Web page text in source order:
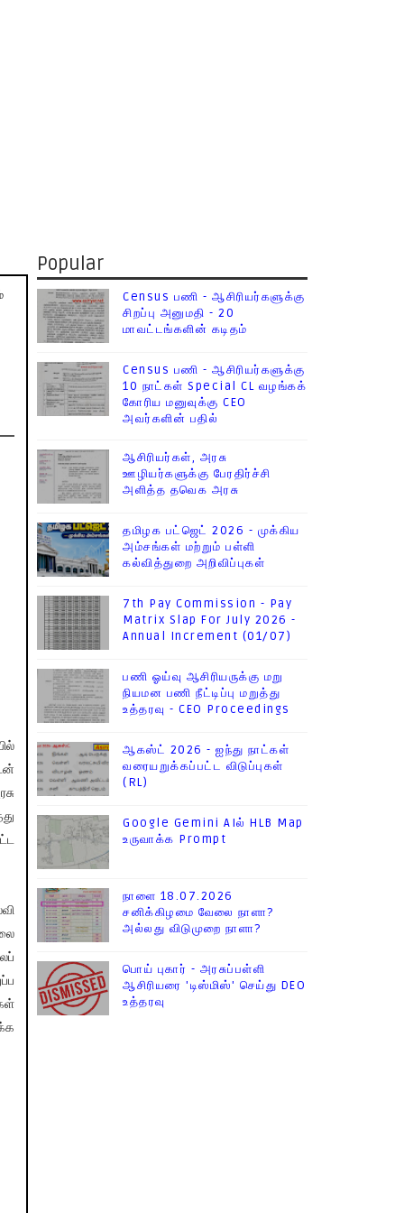
Popular
Census பணி - ஆசிரியர்களுக்கு
சிறப்பு அனுமதி - 20
மாவட்டங்களின் கடிதம்
Census பணி - ஆசிரியர்களுக்கு
10 நாட்கள் Special CL வழங்கக்
கோரிய மனுவுக்கு CEO
அவர்களின் பதில்
ஆசிரியர்கள், அரசு
ஊழியர்களுக்கு பேரதிர்ச்சி
அளித்த தவெக அரசு
தமிழக பட்ஜெட் 2026 - முக்கிய
அம்சங்கள் மற்றும் பள்ளி
கல்வித்துறை அறிவிப்புகள்
7th Pay Commission - Pay
Matrix Slap For July 2026 -
Annual Increment (01/07)
பணி ஓய்வு ஆசிரியருக்கு மறு
நியமன பணி நீட்டிப்பு மறுத்து
உத்தரவு - CEO Proceedings
ஆகஸ்ட் 2026 - ஐந்து நாட்கள்
வரையறுக்கப்பட்ட விடுப்புகள்
(RL)
Google Gemini AIல் HLB Map
உருவாக்க Prompt
நாளை 18.07.2026
சனிக்கிழமை வேலை நாளா?
அல்லது விடுமுறை நாளா?
பொய் புகார் - அரசுப்பள்ளி
ஆசிரியரை 'டிஸ்மிஸ்' செய்து DEO
உத்தரவு